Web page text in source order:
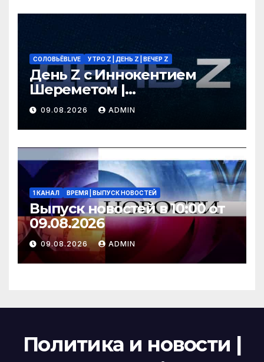
СОЛОВЬЁВLIVE УТРО Z | ДЕНЬ Z | ВЕЧЕР Z
День Z с Иннокентием
Шереметом |
СОЛОВЬЁВLIVE | 9 августа
2026 года
09.08.2026 ADMIN
1 КАНАЛ ВРЕМЯ | ВЫПУСК НОВОСТЕЙ
Выпуск новостей в 10:00 от
09.08.2026
09.08.2026 ADMIN
Политика и новости |